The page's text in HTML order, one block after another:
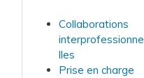
Collaborations
interprofessionne
lles
Prise en charge